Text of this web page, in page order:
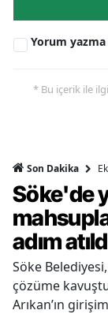
Yorum yazma
* Bu içerik ile
Son Dakika
Söke'de
adım
Söke
çözüme
Arıkan’ın